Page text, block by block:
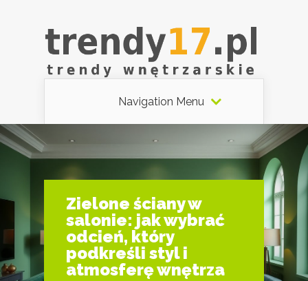
Navigation Menu
Zielone ściany w
salonie: jak wybrać
odcień, który
podkreśli styl i
atmosferę wnętrza